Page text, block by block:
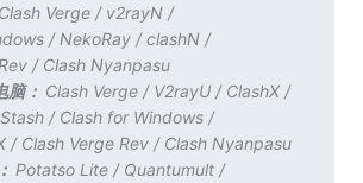
Clash Verge/ v2rayN/
/ NekoRay/clashN/
/ Clash Nyanpasu
脑： Clash Verge/ V2rayU/ ClashX/
Stash/ Clash for Windows/
/ Clash Verge Rev/ Clash Nyanpasu
Potatso Lite/ Quantumult/